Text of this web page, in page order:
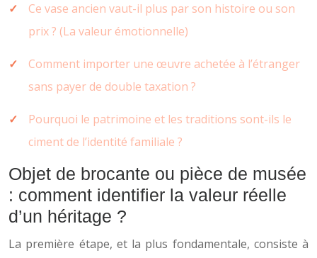
Ce vase ancien vaut-il plus par son histoire ou son
prix ? (La valeur émotionnelle)
Comment importer une œuvre achetée à l’étranger
sans payer de double taxation ?
Pourquoi le patrimoine et les traditions sont-ils le
ciment de l’identité familiale ?
Objet de brocante ou pièce de musée
: comment identifier la valeur réelle
d’un héritage ?
La première étape, et la plus fondamentale, consiste à